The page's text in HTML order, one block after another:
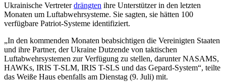
Ukrainische Vertreterdrängten ihre Unterstützer in den letzten
Monaten um Luftabwehrsysteme. Sie sagten, sie hätten 100
verfügbare Patriot-Systeme identifiziert.
„In den kommenden Monaten beabsichtigen die Vereinigten Staaten
und ihre Partner, der Ukraine Dutzende von taktischen
Luftabwehrsystemen zur Verfügung zu stellen, darunter NASAMS,
HAWKs, IRIS T-SLM, IRIS T-SLS und das Gepard-System“, teilte
das Weiße Haus ebenfalls am Dienstag (9. Juli) mit.